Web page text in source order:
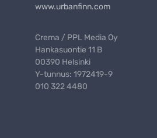
www.urbanfinn.com
Crema / PPL Media Oy
Hankasuontie 11 B
00390 Helsinki
Y-tunnus: 1972419-9
010 322 4480